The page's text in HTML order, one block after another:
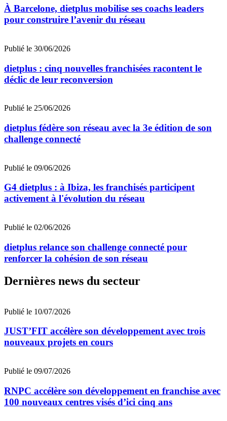
À Barcelone, dietplus mobilise ses coachs leaders
pour construire l’avenir du réseau
Publié le 30/06/2026
dietplus : cinq nouvelles franchisées racontent le
déclic de leur reconversion
Publié le 25/06/2026
dietplus fédère son réseau avec la 3e édition de son
challenge connecté
Publié le 09/06/2026
G4 dietplus : à Ibiza, les franchisés participent
activement à l'évolution du réseau
Publié le 02/06/2026
dietplus relance son challenge connecté pour
renforcer la cohésion de son réseau
Dernières news du secteur
Publié le 10/07/2026
JUST’FIT accélère son développement avec trois
nouveaux projets en cours
Publié le 09/07/2026
RNPC accélère son développement en franchise avec
100 nouveaux centres visés d’ici cinq ans